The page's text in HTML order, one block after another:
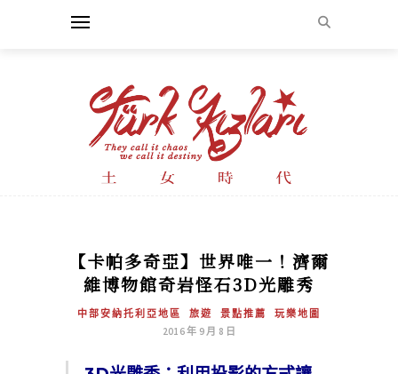
【卡帕多奇亞】世界唯一！濟爾
維博物館奇岩怪石3D光雕秀
中部安納托利亞地區 旅遊 景點推薦
玩樂地圖
2016 年 9 月 8 日